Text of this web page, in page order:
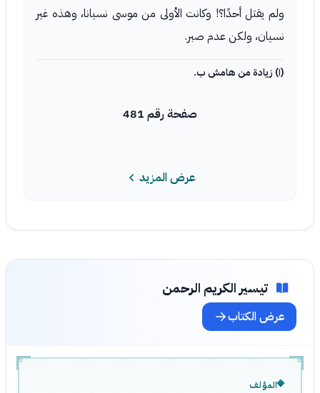
ولم يقتل أحدًا؟! وكانت الأولى من موسى نسيانا، وهذه غير
نسيان، ولكن عدم صبر.
(١) زيادة من هامش ب.
صفحة رقم 481
عرض المزيد
تيسير الكريم الرحمن
عرض الكتاب
المؤلف